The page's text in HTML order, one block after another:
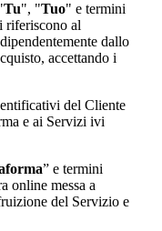
Tu", "Tuo" e termini
riferiscono al
dallo
accettando i
del Cliente
e ai Servizi ivi
” e termini
online messa a
del Servizio e